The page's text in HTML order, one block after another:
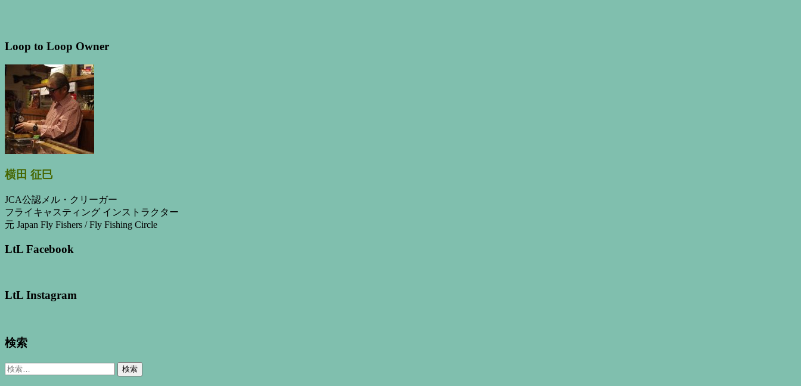
Loop to Loop Owner
横田 征巳
JCA公認メル・クリーガー
フライキャスティング インストラクター
元 Japan Fly Fishers / Fly Fishing Circle
LtL Facebook
LtL Instagram
検索
検